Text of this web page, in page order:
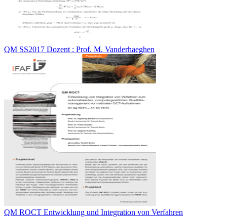
QM SS2017 Dozent : Prof. M. Vanderhaeghen
QM ROCT Entwicklung und Integration von Verfahren